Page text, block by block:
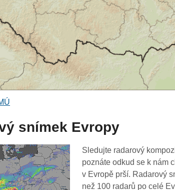
snímek Evropy
Sledujte radarový
poznáte odkud se k nám
v Evropě prší. Radarový
než 100 radarů po celé